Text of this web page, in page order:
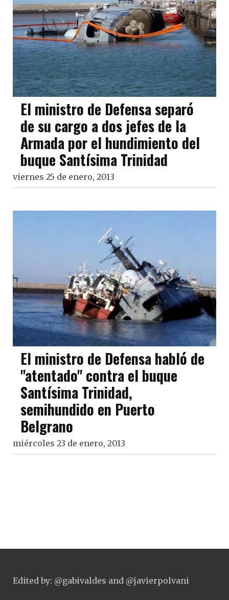
El ministro de Defensa separó
de su cargo a dos jefes de la
Armada por el hundimiento del
buque Santísima Trinidad
viernes 25 de enero, 2013
El ministro de Defensa habló de
"atentado" contra el buque
Santísima Trinidad,
semihundido en Puerto
Belgrano
miércoles 23 de enero, 2013
Edited by: @gabivaldes and @javierpolvani